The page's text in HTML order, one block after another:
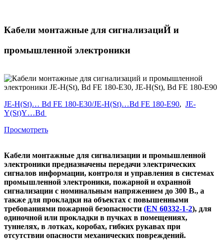
Кабели монтажные для сигнализациЙ и
промышленной электроники
JE-H(St)… Bd FE 180-E30/JE-H(St)…Bd FE 180-E90, JE-
Y(St)Y…Bd
Просмотреть
Кабели монтажные для сигнализации и промышленной
электроники предназначены передачи электрических
сигналов информации, контроля и управления в системах
промышленной электроники, пожарной и охранной
сигнализации с номинальным напряжением до 300 В., а
также для прокладки на объектах c повышенными
требованиями пожарной безопасности (EN 60332-1-2), для
одиночной или прокладки в пучках в помещениях,
туннелях, в лотках, коробах, гибких рукавах при
отсутствии опасности механических повреждений.